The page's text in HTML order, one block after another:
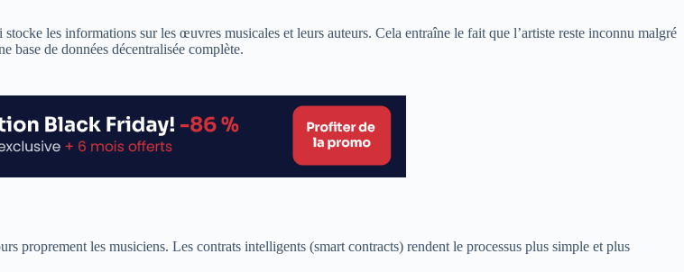
les informations sur les œuvres musicales et leurs auteurs. Cela entraîne le fait que l’artiste reste inconnu malgré
base de données décentralisée complète.
proprement les musiciens. Les contrats intelligents (smart contracts) rendent le processus plus simple et plus